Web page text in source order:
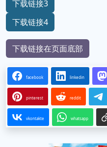
下载链接3
下载链接4
下载链接在页面底部
facebook linkedin
pinterest reddit
vkontakte whatsapp